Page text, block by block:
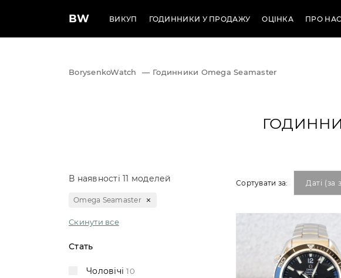
BW ВИКУП ГОДИННИКИ У ПРОДАЖУ ОЦІНКА ПРО НАС
BorysenkoWatch — Годинники Omega Seamaster
В наявності 11 моделей
Omega Seamaster
Скинути все
Стать
Чоловічі10
Сортувати за: